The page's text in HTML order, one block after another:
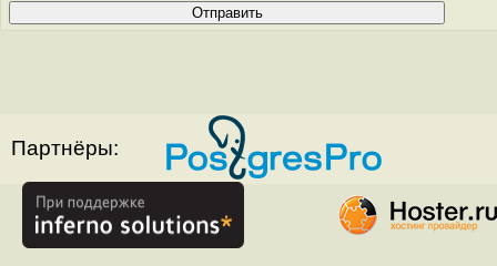
Партнёры: